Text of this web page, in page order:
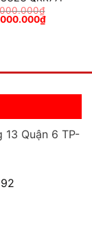
₫
₫Giá
Quận 6 TP-